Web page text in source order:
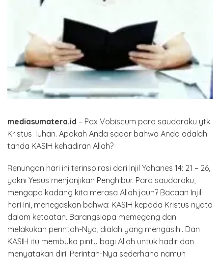
mediasumatera.id – Pax Vobiscum para saudaraku ytk.
Kristus Tuhan. Apakah Anda sadar bahwa Anda adalah
tanda KASIH kehadiran Allah?
Renungan hari ini terinspirasi dari Injil Yohanes 14: 21 – 26,
yakni Yesus menjanjikan Penghibur. Para saudaraku,
mengapa kadang kita merasa Allah jauh? Bacaan Injil
hari ini, menegaskan bahwa: KASIH kepada Kristus nyata
dalam ketaatan. Barangsiapa memegang dan
melakukan perintah-Nya, dialah yang mengasihi. Dan
KASIH itu membuka pintu bagi Allah untuk hadir dan
menyatakan diri. Perintah-Nya sederhana namun